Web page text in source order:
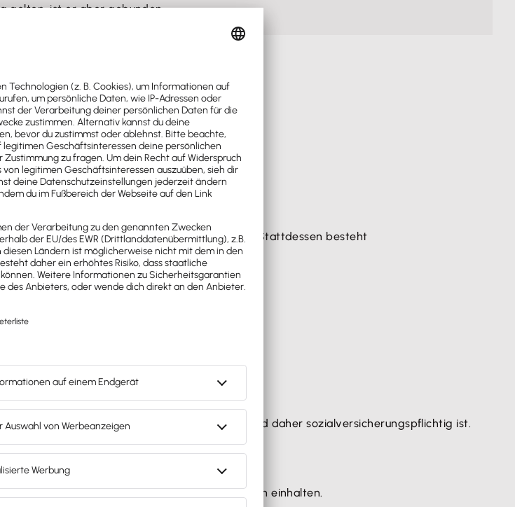
gelten, ist er aber gebunden.
noch um eine kurzfristige Beschäftigung. Stattdessen besteht
da sie berufsmäßig ausgeübt wird und daher sozialversicherungspflichtig ist.
achten
Arbeitgebermüssen trotzdem mehrere Vorgaben einhalten.